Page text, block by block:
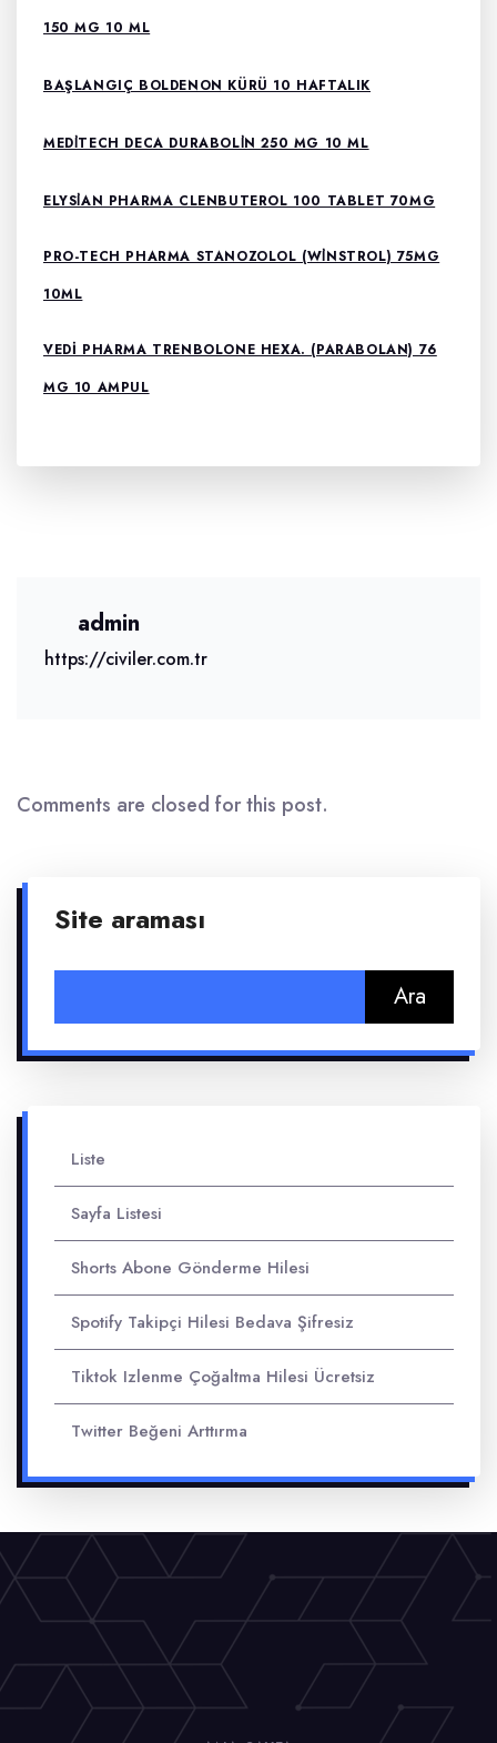
150 MG 10 ML
BAŞLANGIÇ BOLDENON KÜRÜ 10 HAFTALIK
MEDİTECH DECA DURABOLİN 250 MG 10 ML
ELYSİAN PHARMA CLENBUTEROL 100 TABLET 70MG
PRO-TECH PHARMA STANOZOLOL (WİNSTROL) 75MG
10ML
VEDI PHARMA TRENBOLONE HEXA. (PARABOLAN) 76
MG 10 AMPUL
admin
https://civiler.com.tr
Comments are closed for this post.
Site araması
Liste
Sayfa Listesi
Shorts Abone Gönderme Hilesi
Spotify Takipçi Hilesi Bedava Şifresiz
Tiktok Izlenme Çoğaltma Hilesi Ücretsiz
Twitter Beğeni Arttırma